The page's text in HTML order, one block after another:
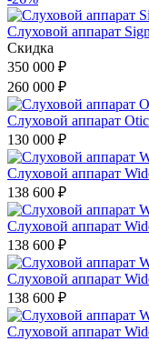
Слуховой аппарат
Скидка
350 000 ₽
260 000 ₽
Слуховой аппарат
130 000 ₽
Слуховой аппарат
138 600 ₽
Слуховой аппарат
138 600 ₽
Слуховой аппарат
138 600 ₽
Слуховой аппарат